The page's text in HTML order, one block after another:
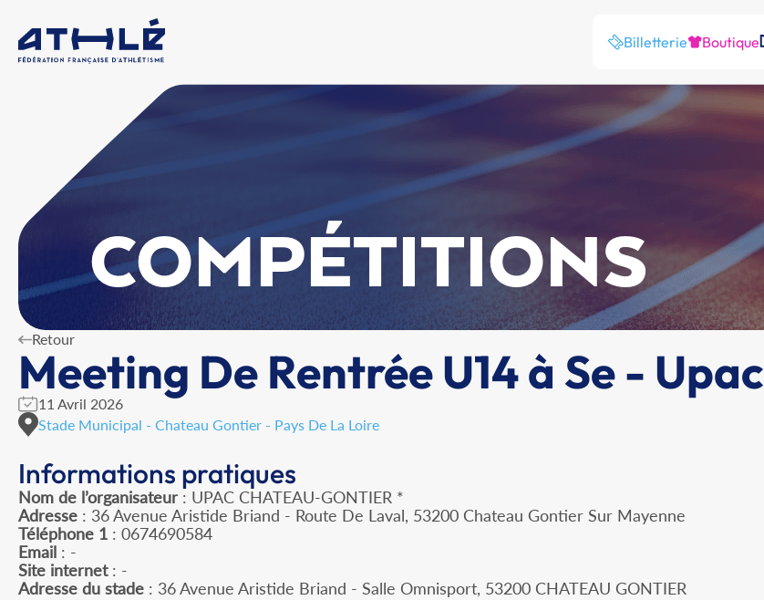
Billetterie Boutique
COMPÉTITIONS
Retour
Meeting De Rentrée U14 à Se - Upac
11 Avril 2026
Stade Municipal - Chateau Gontier - Pays De La Loire
Informations pratiques
Nom de l’organisateur : UPAC CHATEAU-GONTIER *
Adresse : 36 Avenue Aristide Briand - Route De Laval, 53200 Chateau Gontier Sur Mayenne
Téléphone 1 : 0674690584
Email : -
Site internet: -
Adresse du stade : 36 Avenue Aristide Briand - Salle Omnisport, 53200 CHATEAU GONTIER